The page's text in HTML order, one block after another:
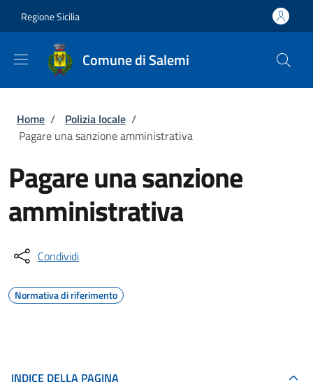
Regione Sicilia
Comune di Salemi
Briciole di pane
Home / Polizia locale /
Pagare una sanzione amministrativa
Pagare una sanzione
amministrativa
Condividi
Normativa di riferimento
INDICE DELLA PAGINA